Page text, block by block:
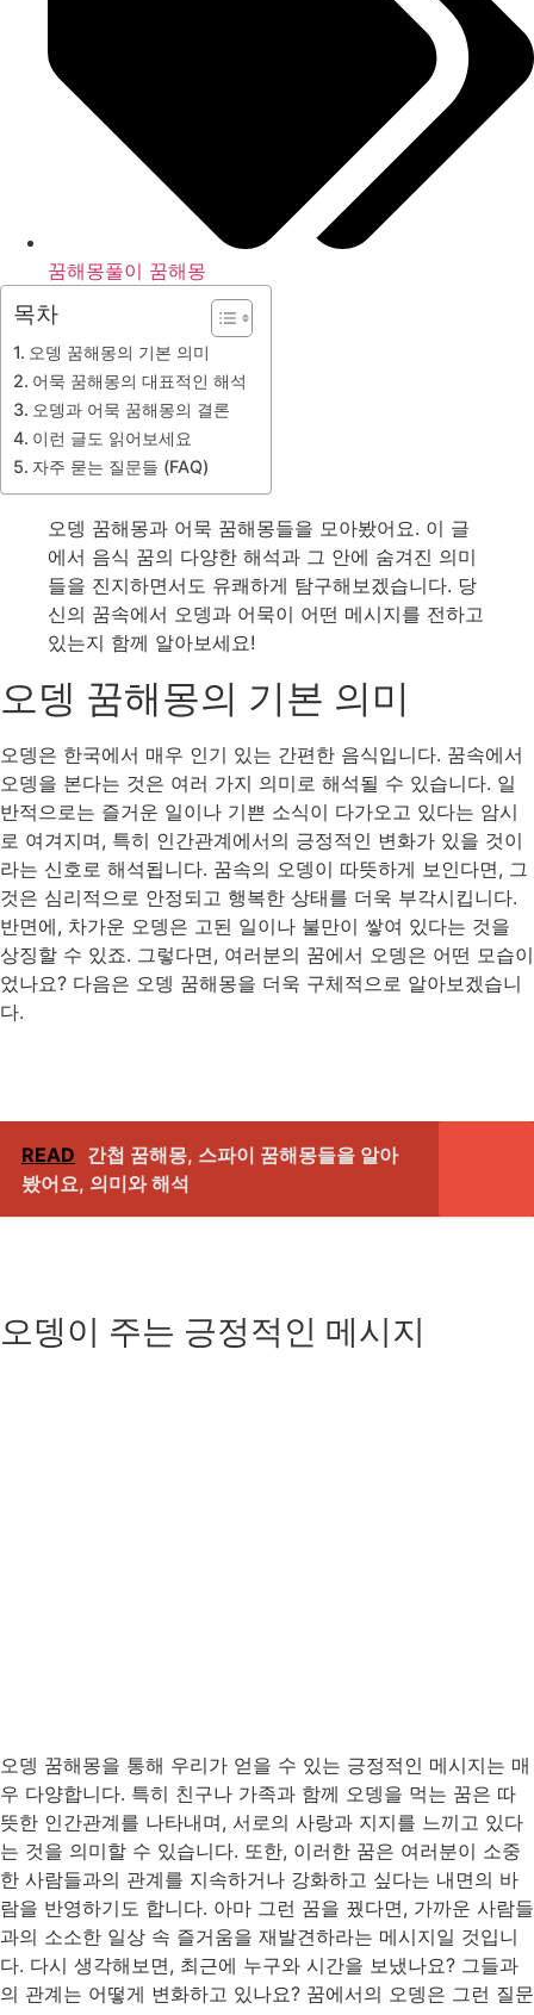
꿈해몽풀이 꿈해몽
목차
오뎅 꿈해몽의 기본 의미
어묵 꿈해몽의 대표적인 해석
오뎅과 어묵 꿈해몽의 결론
이런 글도 읽어보세요
자주 묻는 질문들 (FAQ)
오뎅 꿈해몽과 어묵 꿈해몽들을 모아봤어요. 이 글
에서 음식 꿈의 다양한 해석과 그 안에 숨겨진 의미
들을 진지하면서도 유쾌하게 탐구해보겠습니다. 당
신의 꿈속에서 오뎅과 어묵이 어떤 메시지를 전하고
있는지 함께 알아보세요!
오뎅 꿈해몽의 기본 의미
오뎅은 한국에서 매우 인기 있는 간편한 음식입니다. 꿈속에서
오뎅을 본다는 것은 여러 가지 의미로 해석될 수 있습니다. 일
반적으로는 즐거운 일이나 기쁜 소식이 다가오고 있다는 암시
로 여겨지며, 특히 인간관계에서의 긍정적인 변화가 있을 것이
라는 신호로 해석됩니다. 꿈속의 오뎅이 따뜻하게 보인다면, 그
것은 심리적으로 안정되고 행복한 상태를 더욱 부각시킵니다.
반면에, 차가운 오뎅은 고된 일이나 불만이 쌓여 있다는 것을
상징할 수 있죠. 그렇다면, 여러분의 꿈에서 오뎅은 어떤 모습이
었나요? 다음은 오뎅 꿈해몽을 더욱 구체적으로 알아보겠습니
다.
READ 간첩 꿈해몽, 스파이 꿈해몽들을 알아
봤어요, 의미와 해석
오뎅이 주는 긍정적인 메시지
오뎅 꿈해몽을 통해 우리가 얻을 수 있는 긍정적인 메시지는 매
우 다양합니다. 특히 친구나 가족과 함께 오뎅을 먹는 꿈은 따
뜻한 인간관계를 나타내며, 서로의 사랑과 지지를 느끼고 있다
는 것을 의미할 수 있습니다. 또한, 이러한 꿈은 여러분이 소중
한 사람들과의 관계를 지속하거나 강화하고 싶다는 내면의 바
람을 반영하기도 합니다. 아마 그런 꿈을 꿨다면, 가까운 사람들
과의 소소한 일상 속 즐거움을 재발견하라는 메시지일 것입니
다. 다시 생각해보면, 최근에 누구와 시간을 보냈나요? 그들과
의 관계는 어떻게 변화하고 있나요? 꿈에서의 오뎅은 그런 질문